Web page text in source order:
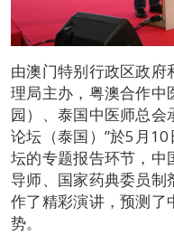
由澳门特别行政区政府
理局主办，粤澳合作中
园）、泰国中医师总会
论坛（泰国）”於5月
坛的专题报告环节，中
导师、国家药典委员制
作了精彩演讲，预测了
势。